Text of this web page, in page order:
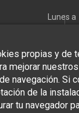
propias y de
mejorar
navegación. Si
de la
tu navegador
Lunes a
10,30 a
14,00.